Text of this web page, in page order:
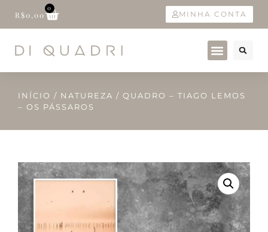
R$0,00
0
MINHA CONTA
INÍCIO / NATUREZA / QUADRO – TIAGO LEMOS
– OS PÁSSAROS